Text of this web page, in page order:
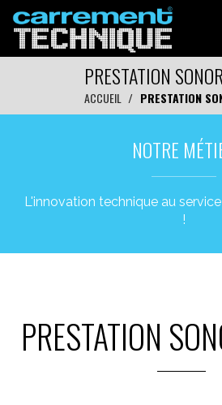
PRESTATION
ACCUEIL PRESTATION
NOTRE
L'innovation technique au
!
PRESTATION